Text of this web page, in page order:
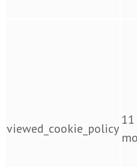
viewed_cookie_policy
11